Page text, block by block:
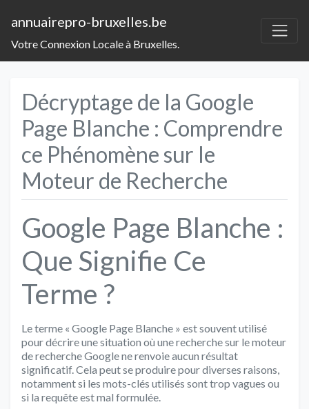
annuairepro-bruxelles.be
Votre Connexion Locale à Bruxelles.
Décryptage de la Google
Page Blanche : Comprendre
ce Phénomène sur le
Moteur de Recherche
Google Page Blanche :
Que Signifie Ce
Terme ?
Le terme « Google Page Blanche » est souvent utilisé
pour décrire une situation où une recherche sur le moteur
de recherche Google ne renvoie aucun résultat
significatif. Cela peut se produire pour diverses raisons,
notamment si les mots-clés utilisés sont trop vagues ou
si la requête est mal formulée.